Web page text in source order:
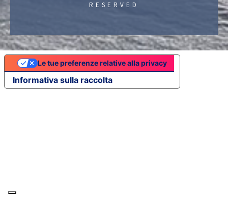
RESERVED
Informativa sulla raccolta
Le tue preferenze relative alla privacy